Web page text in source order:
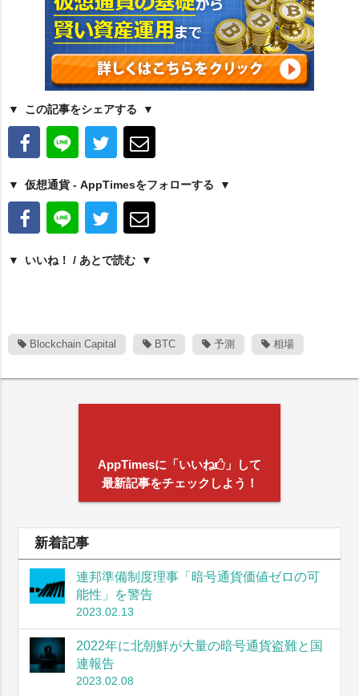
この記事をシェアする
仮想通貨 - AppTimesをフォローする
いいね！ / あとで読む
Blockchain Capital BTC 予測 相場
AppTimesに「いいね
」して
最新記事をチェックしよう！
新着記事
連邦準備制度理事「暗号通貨価値ゼロの可
能性」を警告
2023.02.13
2022年に北朝鮮が大量の暗号通貨盗難と国
連報告
2023.02.08